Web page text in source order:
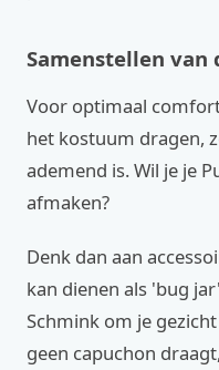
Samenstellen van
Voor optimaal
het kostuum dragen,
ademend is. Wil je je
afmaken?
Denk dan aan
kan dienen als 'bug
Schmink om je
geen capuchon